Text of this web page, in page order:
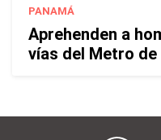
PANAMÁ
Aprehenden a
vías del Metro de